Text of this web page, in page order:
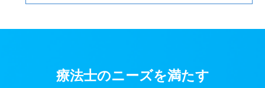
療法士のニーズを満たす